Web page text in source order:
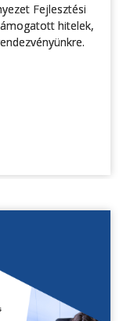
Fejlesztési
hitelek,